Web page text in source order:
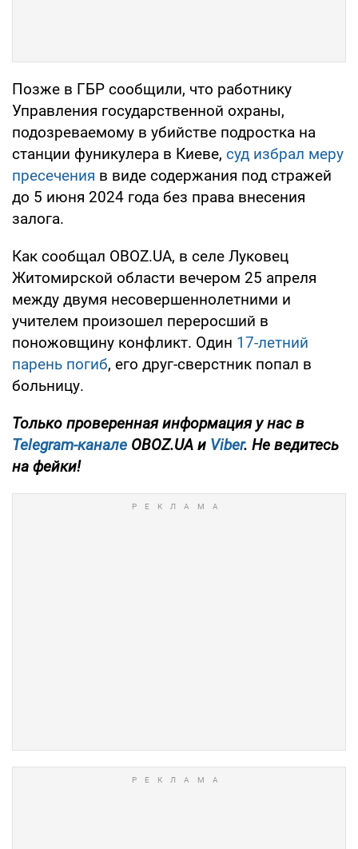
Позже в ГБР сообщили, что работнику
Управления государственной охраны,
подозреваемому в убийстве подростка на
станции фуникулера в Киеве, суд избрал меру
пресечения в виде содержания под стражей
до 5 июня 2024 года без права внесения
залога.
Как сообщал OBOZ.UA, в селе Луковец
Житомирской области вечером 25 апреля
между двумя несовершеннолетними и
учителем произошел переросший в
поножовщину конфликт. Один 17-летний
парень погиб, его друг-сверстник попал в
больницу.
Только проверенная информация у нас в
Telegram-канале OBOZ.UA и Viber. Не ведитесь
на фейки!